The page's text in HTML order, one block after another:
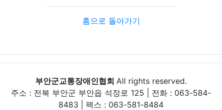
홈으로 돌아가기
부안군교통장애인협회 All rights reserved.
주소 : 전북 부안군 부안읍 석정로 125 | 전화 : 063-584-
8483 | 팩스 : 063-581-8484